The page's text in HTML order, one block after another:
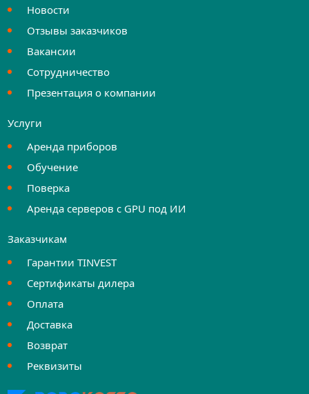
Новости
Отзывы заказчиков
Вакансии
Сотрудничество
Презентация о компании
Услуги
Аренда приборов
Обучение
Поверка
Аренда серверов с GPU под ИИ
Заказчикам
Гарантии TINVEST
Сертификаты дилера
Оплата
Доставка
Возврат
Реквизиты